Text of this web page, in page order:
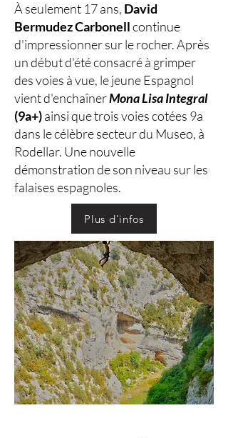
À seulement 17 ans, David
Bermudez Carbonellcontinue
d'impressionner sur le rocher. Après
un début d'été consacré à grimper
des voies à vue, le jeune Espagnol
vient d'enchaînerMona Lisa Integral
(9a+)ainsi que trois voies cotées 9a
dans le célèbre secteur du Museo, à
Rodellar. Une nouvelle
démonstration de son niveau sur les
falaises espagnoles.
Plus d'infos